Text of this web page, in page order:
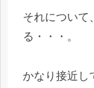
それについて
る・・・。
かなり接近し